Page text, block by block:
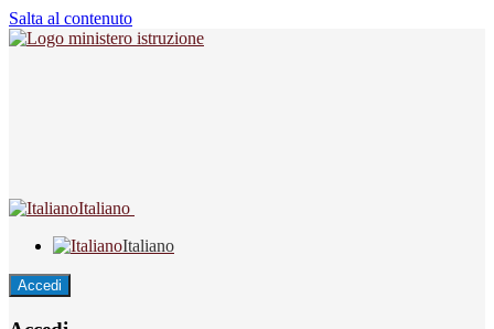
Salta al contenuto
Italiano
Italiano
Accedi